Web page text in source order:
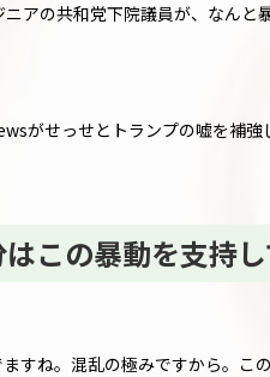
アの共和党下院議員が、なん
がせっせとトランプの嘘を補強
この暴動を支持
すね。混乱の極みですから。こ